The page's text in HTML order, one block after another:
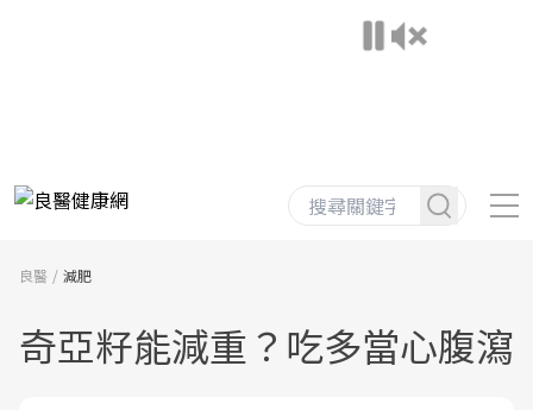
良醫 減肥
奇亞籽能減重？吃多當心腹瀉